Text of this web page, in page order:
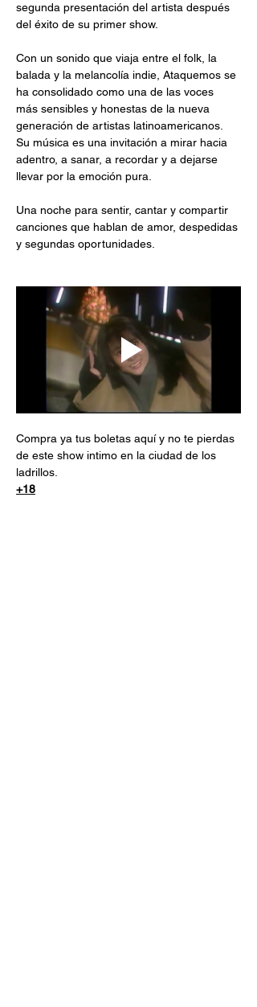
segunda presentación del artista después
del éxito de su primer show.
Con un sonido que viaja entre el folk, la
balada y la melancolía indie, Ataquemos se
ha consolidado como una de las voces
más sensibles y honestas de la nueva
generación de artistas latinoamericanos.
Su música es una invitación a mirar hacia
adentro, a sanar, a recordar y a dejarse
llevar por la emoción pura.
Una noche para sentir, cantar y compartir
canciones que hablan de amor, despedidas
y segundas oportunidades.
Compra ya tus boletas aquí y no te pierdas
de este show intimo en la ciudad de los
ladrillos.
+18